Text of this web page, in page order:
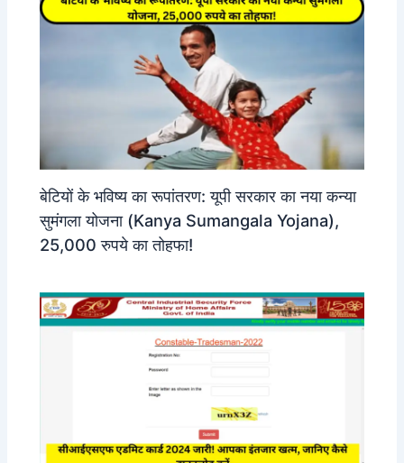
बेटियों के भविष्य का रूपांतरण: यूपी सरकार का नया कन्या
सुमंगला योजना (Kanya Sumangala Yojana),
25,000 रुपये का तोहफा!